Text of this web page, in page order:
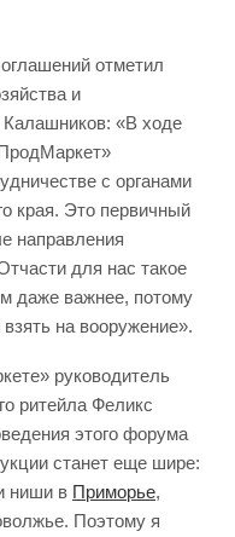
отметил
и
Калашников: «В ходе
с органами
края. Это первичный
направления
для нас такое
даже важнее, потому
на вооружение».
руководитель
ритейла Феликс
этого форума
станет еще шире:
ниши в Приморье,
Поэтому я